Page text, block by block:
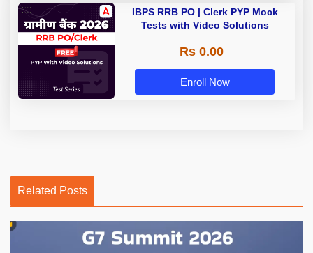
IBPS RRB PO | Clerk PYP Mock
Tests with Video Solutions
Rs 0.00
Enroll Now
Related Posts